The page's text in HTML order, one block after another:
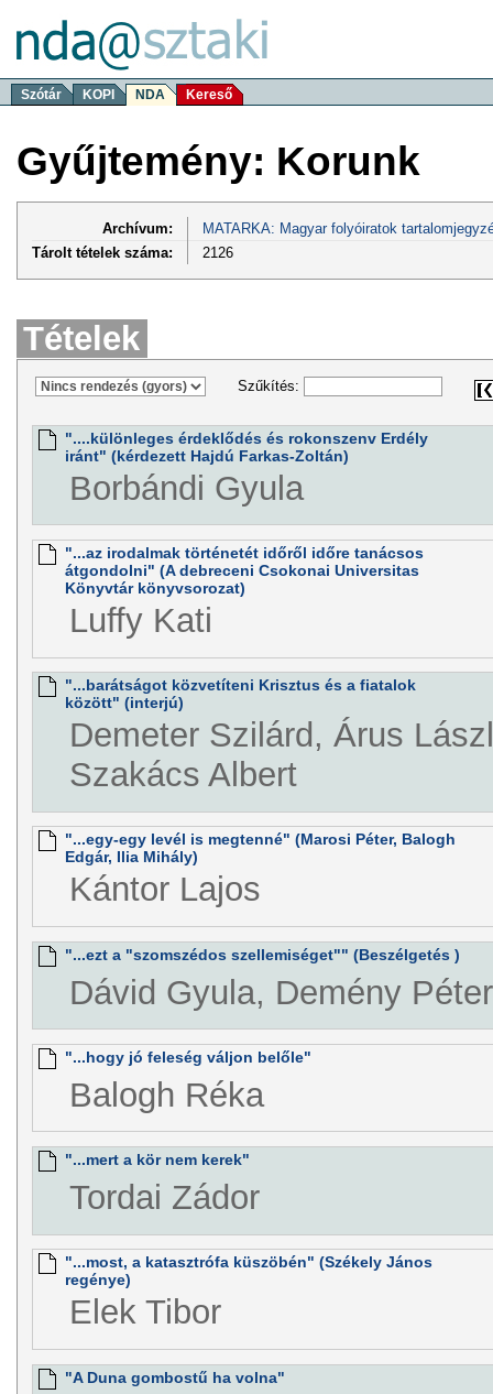
Szótár KOPI NDA Kereső
Gyűjtemény: Korunk
Archívum:
MATARKA: Magyar folyóiratok
Tárolt tételek száma:
2126
Tételek
Szűkítés:
"....különleges érdeklődés és rokonszenv Erdély
iránt" (kérdezett Hajdú Farkas-Zoltán)
Borbándi Gyula
"...az irodalmak történetét időről időre tanácsos
átgondolni" (A debreceni Csokonai Universitas
Könyvtár könyvsorozat)
Luffy Kati
"...barátságot közvetíteni Krisztus és a fiatalok
között" (interjú)
Demeter Szilárd, Árus
Szakács Albert
"...egy-egy levél is megtenné" (Marosi Péter, Balogh
Edgár, Ilia Mihály)
Kántor Lajos
"...ezt a "szomszédos szellemiséget"" (Beszélgetés )
Dávid Gyula, Demény Péter
"...hogy jó feleség váljon belőle"
Balogh Réka
"...mert a kör nem kerek"
Tordai Zádor
"...most, a katasztrófa küszöbén" (Székely János
regénye)
Elek Tibor
"A Duna gombostű ha volna"